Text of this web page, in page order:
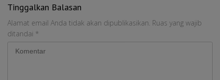
Tinggalkan Balasan
Alamat email Anda tidak akan dipublikasikan. Ruas yang wajib
ditandai *